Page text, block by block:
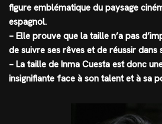
figure emblématique du paysage
espagnol.
– Elle prouve que la taille n’a pas
de suivre ses rêves et de réussir dans
– La taille de Inma Cuesta est donc
insignifiante face à son talent et à sa